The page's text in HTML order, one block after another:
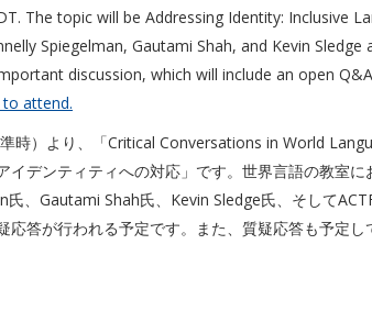
The topic will be Addressing Identity: Inclusive
Spiegelman, Gautami Shah, and Kevin
discussion, which will include an open
to attend.
時）より、「Critical Conversations in World
イデンティティへの対応」です。世界言語の教室
氏、Gautami Shah氏、Kevin Sledge氏、そして
答が行われる予定です。また、質疑応答も予定し